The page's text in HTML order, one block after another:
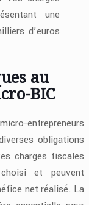
une
d’euros
au
BIC
entrepreneurs
obligations
charges fiscales
et peuvent
net réalisé. La